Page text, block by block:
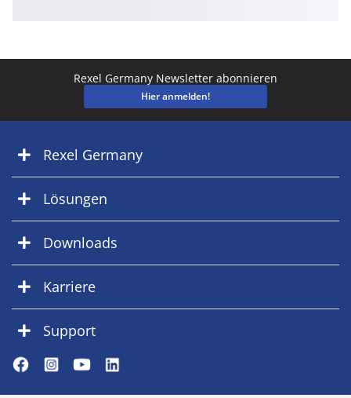
Rexel Germany Newsletter abonnieren
Hier anmelden!
Rexel Germany
Lösungen
Downloads
Karriere
Support